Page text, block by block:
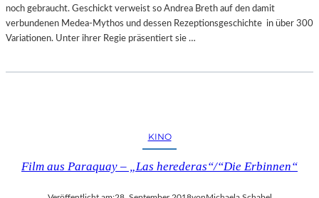
noch gebraucht. Geschickt verweist so Andrea Breth auf den damit
verbundenen Medea-Mythos und dessen Rezeptionsgeschichte in über 300
Variationen. Unter ihrer Regie präsentiert sie …
KINO
Film aus Paraquay – „Las herederas“/“Die Erbinnen“